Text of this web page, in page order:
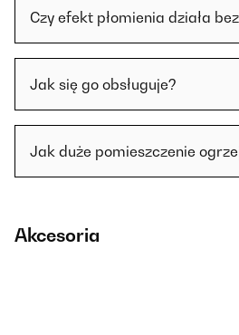
Czy efekt płomienia działa
Jak się go obsługuje?
Jak duże pomieszczenie
Akcesoria